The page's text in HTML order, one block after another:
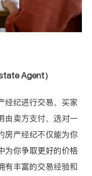
Agent）
经纪进行交易。买家
由卖方支付。选对一
房产经纪不仅能为你
为你争取更好的价格
有丰富的交易经验和